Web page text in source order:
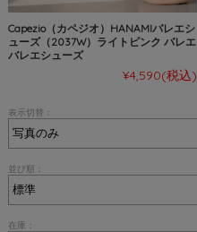
Capezio（カペジオ）HANAMIバレエシ
ューズ（2037W）ライトピンク バレエ
バレエシューズ
¥4,590(税込)
表示切替：
並び順：
在庫：